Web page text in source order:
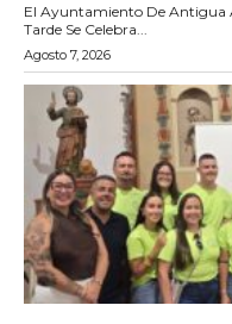
El Ayuntamiento De Antigua
Tarde Se Celebra...
Agosto 7, 2026